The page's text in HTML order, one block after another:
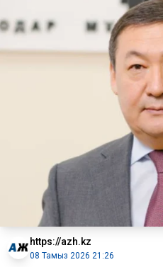
https://azh.kz
08 Тамыз 2026 21:26